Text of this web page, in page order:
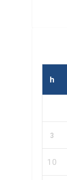
h
3
10